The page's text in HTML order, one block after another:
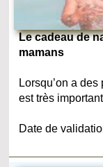
Le cadeau de
mamans
Lorsqu’on a
est très
Date de